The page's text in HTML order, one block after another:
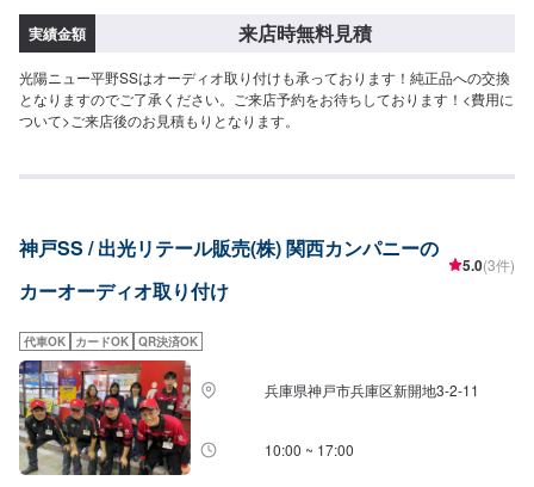
実績金額 来店時無料見積
光陽ニュー平野SSはオーディオ取り付けも承っております！純正品への交換
となりますのでご了承ください。ご来店予約をお待ちしております！<費用に
ついて>ご来店後のお見積もりとなります。
神戸SS / 出光リテール販売(株) 関西カンパニーの
カーオーディオ取り付け
5.0(3件)
代車OK カードOK QR決済OK
兵庫県神戸市兵庫区新開地3-2-11
10:00 ~ 17:00